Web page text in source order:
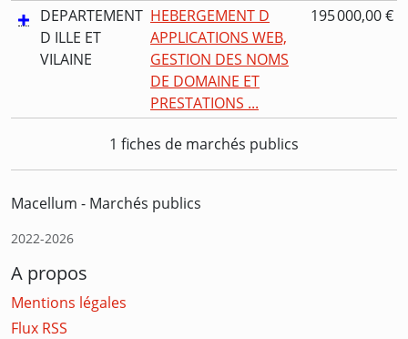
DEPARTEMENT
D ILLE ET
VILAINE
HEBERGEMENT D
APPLICATIONS WEB,
GESTION DES NOMS
DE DOMAINE ET
PRESTATIONS ...
195 000,00 €
1 fiches de marchés publics
Macellum - Marchés publics
2022-2026
A propos
Mentions légales
Flux RSS